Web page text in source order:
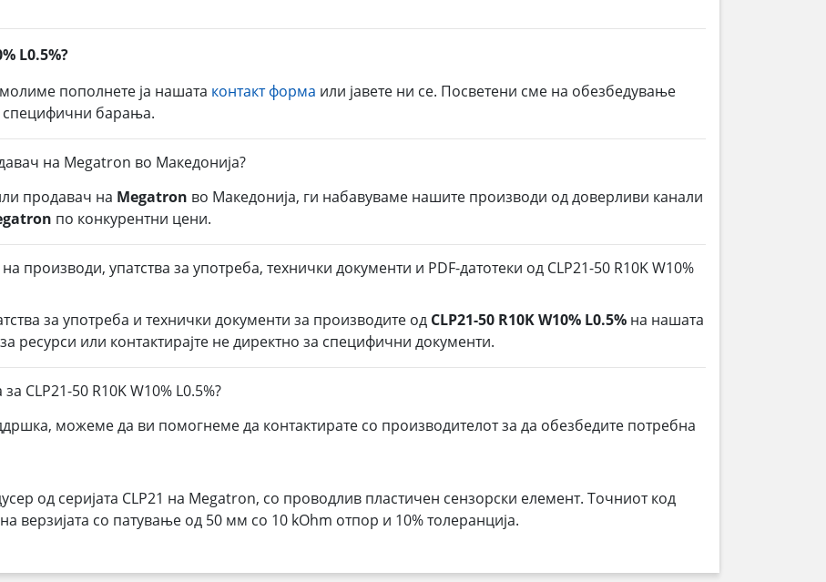
L0.5%?
пополнете ја нашата контакт форма или јавете ни се. Посветени сме на обезбедување
специфични барања.
на Megatron во Македонија?
продавач на Megatron во Македонија, ги набавуваме нашите производи од доверливи канали
по конкурентни цени.
производи, упатства за употреба, технички документи и PDF-датотеки од CLP21-50 R10K W10%
за употреба и технички документи за производите од CLP21-50 R10K W10% L0.5% на нашата
ресурси или контактирајте не директно за специфични документи.
CLP21-50 R10K W10% L0.5%?
можеме да ви помогнеме да контактирате со производителот за да обезбедите потребна
од серијата CLP21 на Megatron, со проводлив пластичен сензорски елемент. Точниот код
верзијата со патување од 50 мм со 10 kOhm отпор и 10% толеранција.